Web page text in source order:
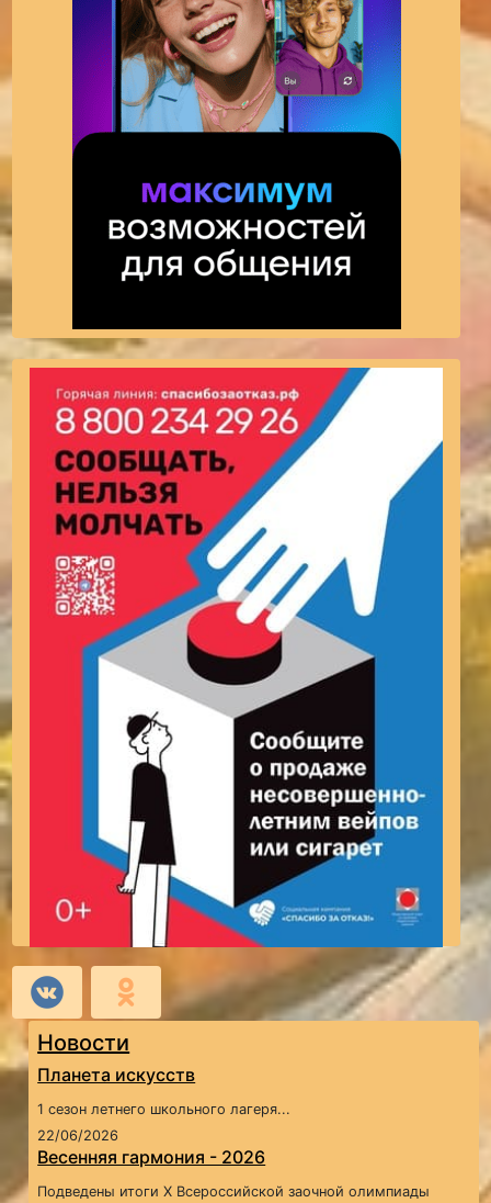
Новости
Планета искусств
1 сезон летнего школьного лагеря...
22/06/2026
Весенняя гармония - 2026
Подведены итоги X Всероссийской заочной олимпиады